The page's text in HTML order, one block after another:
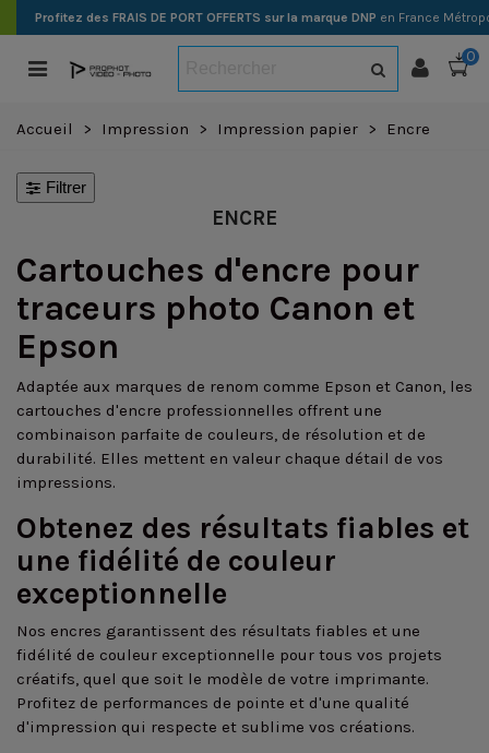
Profitez des FRAIS DE PORT OFFERTS sur la marque DNP en France
0
Accueil > Impression > Impression papier > Encre
Filtrer
ENCRE
Cartouches d'encre pour
traceurs photo Canon et
Epson
Adaptée aux marques de renom comme Epson et Canon, les
cartouches d'encre professionnelles offrent une
combinaison parfaite de couleurs, de résolution et de
durabilité. Elles mettent en valeur chaque détail de vos
impressions.
Obtenez des résultats fiables et
une fidélité de couleur
exceptionnelle
Nos encres garantissent des résultats fiables et une
fidélité de couleur exceptionnelle pour tous vos projets
créatifs, quel que soit le modèle de votre imprimante.
Profitez de performances de pointe et d'une qualité
d'impression qui respecte et sublime vos créations.